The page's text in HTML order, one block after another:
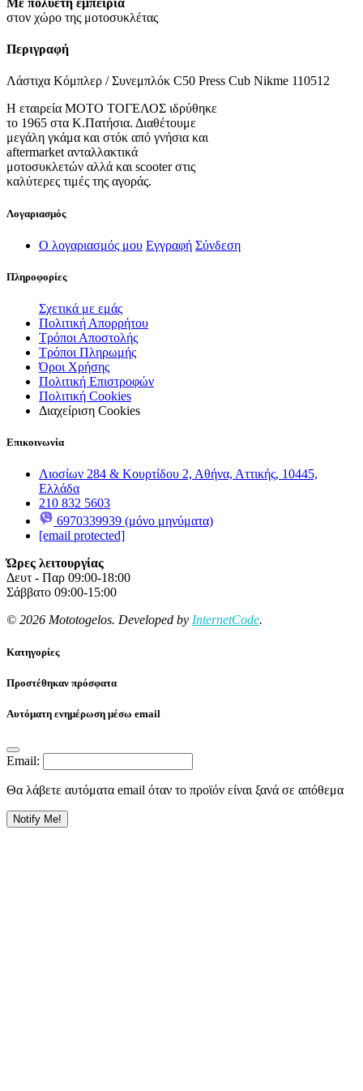
στον χώρο της μοτοσυκλέτας
Περιγραφή
Λάστιχα Κόμπλερ / Συνεμπλόκ C50 Press Cub Nikme 110512
Η εταιρεία ΜΟΤΟ ΤΟΓΕΛΟΣ ιδρύθηκε
το 1965 στα Κ.Πατήσια. Διαθέτουμε
μεγάλη γκάμα και στόκ από γνήσια και
aftermarket ανταλλακτικά
μοτοσυκλετών αλλά και scooter στις
καλύτερες τιμές της αγοράς.
Λογαριασμός
Ο λογαριασμός μου Εγγραφή Σύνδεση
Πληροφορίες
Σχετικά με εμάς
Πολιτική Απορρήτου
Τρόποι Αποστολής
Τρόποι Πληρωμής
Όροι Χρήσης
Πολιτική Επιστροφών
Πολιτική Cookies
Διαχείριση Cookies
Επικοινωνία
Λιοσίων 284 & Κουρτίδου 2, Αθήνα, Αττικής, 10445,
Ελλάδα
210 832 5603
6970339939 (μόνο μηνύματα)
[email protected]
Ώρες λειτουργίας
Δευτ - Παρ 09:00-18:00
Σάββατο 09:00-15:00
© 2026 Mototogelos. Developed by InternetCode.
Κατηγορίες
Προστέθηκαν πρόσφατα
Αυτόματη ενημέρωση μέσω email
Email:
Θα λάβετε αυτόματα email όταν το προϊόν είναι ξανά σε απόθεμα
Notify Me!